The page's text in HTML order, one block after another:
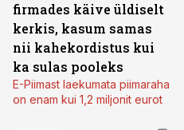
firmades käive üldiselt
kerkis, kasum samas
nii kahekordistus kui
ka sulas pooleks
E-Piimast laekumata piimaraha
on enam kui 1,2 miljonit eurot